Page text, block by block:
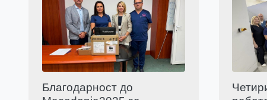
Благодарност до